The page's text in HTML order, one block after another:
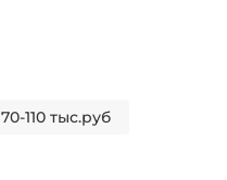
70-110 тыс.руб